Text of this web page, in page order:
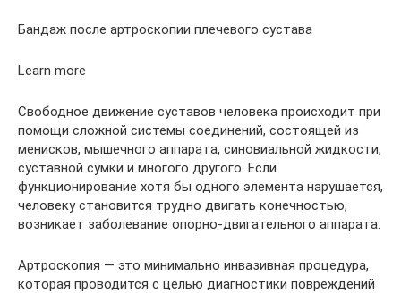
Бандаж после артроскопии плечевого сустава
Learn more
Свободное движение суставов человека происходит при
помощи сложной системы соединений, состоящей из
менисков, мышечного аппарата, синовиальной жидкости,
суставной сумки и многого другого. Если
функционирование хотя бы одного элемента нарушается,
человеку становится трудно двигать конечностью,
возникает заболевание опорно-двигательного аппарата.
Артроскопия — это минимально инвазивная процедура,
которая проводится с целью диагностики повреждений